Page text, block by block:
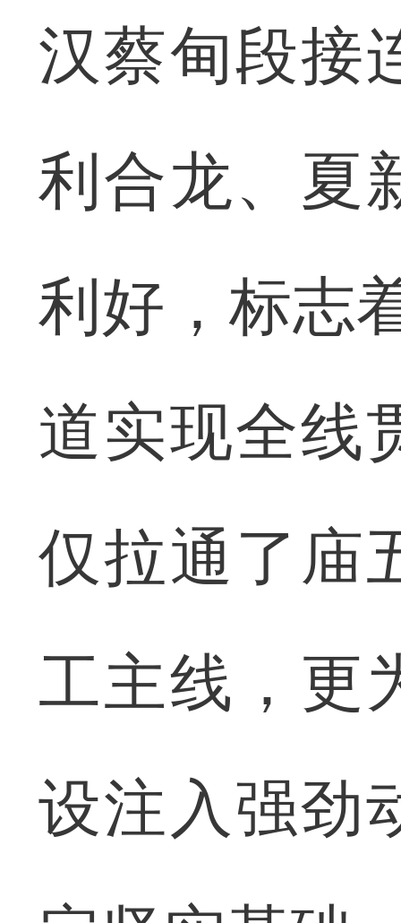
汉蔡甸段接
利合龙、夏
利好，标志
道实现全线
仅拉通了庙
工主线，更
设注入强劲